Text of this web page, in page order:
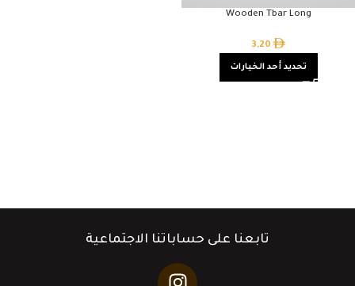
Wooden Tbar Long
3,20
تحديد أحد الخيارات
تابعنا على حساباتنا الاجتماعية